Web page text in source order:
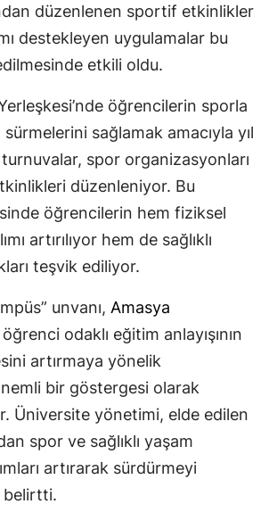
düzenlenen sportif etkinlikler
destekleyen uygulamalar bu
etkili oldu.
öğrencilerin sporla
sağlamak amacıyla yıl
spor organizasyonları
düzenleniyor. Bu
öğrencilerin hem fiziksel
artırılıyor hem de sağlıklı
teşvik ediliyor.
unvanı, Amasya
odaklı eğitim anlayışının
artırmaya yönelik
bir göstergesi olarak
Üniversite yönetimi, elde edilen
spor ve sağlıklı yaşam
artırarak sürdürmeyi
belirtti.